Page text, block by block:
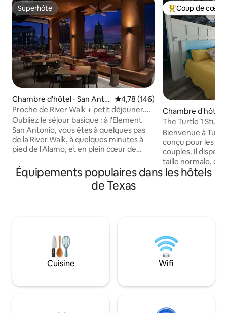
Superhôte
Superhôte
Chambre d'hôtel ⋅ San Anto
nio
Évaluation moyenne sur la
4,78 (146)
Proche de River Walk + petit déjeuner.
Salle de sport. Restaurant.
Oubliez le séjour basique : à l'Element
San Antonio, vous êtes à quelques pas
de la River Walk, à quelques minutes à
pied de l'Alamo, et en plein cœur de
d'énergie avec un petit déjeuner gratuit,
explorez les restaurants locaux à pied,
puis dormez dans une suite avec une
avantages dignes d'un hôtel, comme
une salle de sport ouverte 24h/24 et 7j/7
et des chambres acceptant les animaux
de compagnie, avec une ambiance
conçue pour les voyageurs qui veulent
Coups de cœur
Coup de cœur
Chambre d'hôtel
The Turtle 1
sur la côte
Bienvenue à
conçu pour les
couples. Il dispose d'un lit confortable de
taille normale,
plat pour votre
confortable. Besoin de plus d'espace ?
Cette propriété
studios
Mermaid ( micro-
hébergement
Équipements populaires dans les hôtels
de Texas
Cuisine Wifi